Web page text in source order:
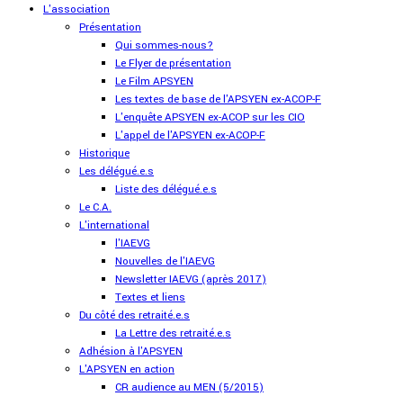
L'association
Présentation
Qui sommes-nous?
Le Flyer de présentation
Le Film APSYEN
Les textes de base de l'APSYEN ex-ACOP-F
L'enquête APSYEN ex-ACOP sur les CIO
L'appel de l'APSYEN ex-ACOP-F
Historique
Les délégué.e.s
Liste des délégué.e.s
Le C.A.
L'international
l'IAEVG
Nouvelles de l'IAEVG
Newsletter IAEVG (après 2017)
Textes et liens
Du côté des retraité.e.s
La Lettre des retraité.e.s
Adhésion à l'APSYEN
L'APSYEN en action
CR audience au MEN (5/2015)